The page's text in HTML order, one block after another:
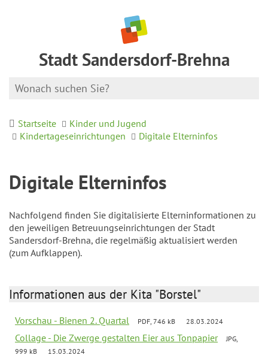
Stadt Sandersdorf-Brehna
Startseite
Kinder und Jugend
Kindertageseinrichtungen
Digitale Elterninfos
Digitale Elterninfos
Nachfolgend finden Sie digitalisierte Elterninformationen zu
den jeweiligen Betreuungseinrichtungen der Stadt
Sandersdorf-Brehna, die regelmäßig aktualisiert werden
(zum Aufklappen).
Informationen aus der Kita "Borstel"
Vorschau - Bienen 2. Quartal PDF, 746 kB 28.03.2024
Collage - Die Zwerge gestalten Eier aus Tonpapier
JPG,
999 kB
15.03.2024